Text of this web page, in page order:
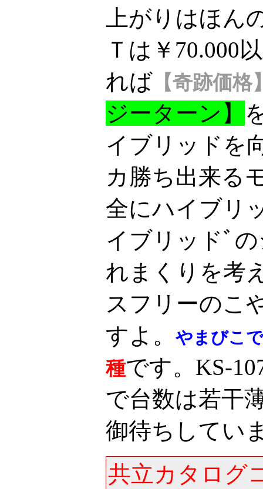
上がりはほん
Ｔは￥70.000
れば 【奇跡価格
ジーターン】
イブリッドを
カ勝ち出来る
全にハイブリ
イブリッドﾞ
れまくりを考
スフリーのこ
すよ。
やまびこ
種です。KS-
で台数は若干
御待ちしてい
共立カタログ